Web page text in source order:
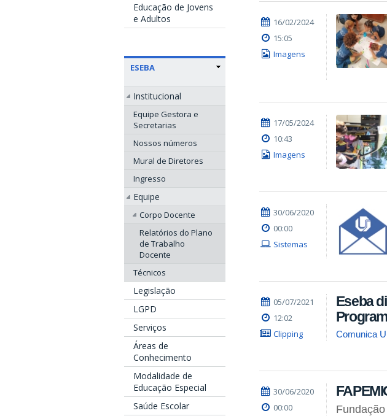
Educação de Jovens
e Adultos
ESEBA
Institucional
Equipe Gestora e
Secretarias
Nossos números
Mural de Diretores
Ingresso
Equipe
Corpo Docente
Relatórios do Plano
de Trabalho
Docente
Técnicos
Legislação
LGPD
Serviços
Áreas de
Conhecimento
Modalidade de
Educação Especial
Saúde Escolar
16/02/2024
15:05
Imagens
17/05/2024
10:43
Imagens
30/06/2020
00:00
Sistemas
05/07/2021
12:02
Clipping
Eseba
Comunica
30/06/2020
00:00